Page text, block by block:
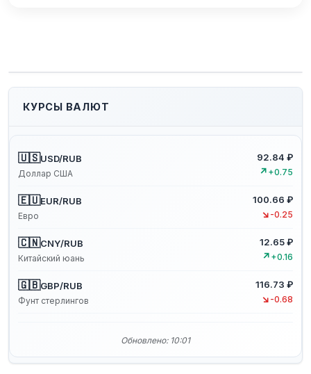
КУРСЫ ВАЛЮТ
🇺🇸USD/RUB
Доллар США
92.84 ₽
↗ +0.75
🇪🇺EUR/RUB
Евро
100.66 ₽
↘ -0.25
🇨🇳CNY/RUB
Китайский юань
12.65 ₽
↗ +0.16
🇬🇧GBP/RUB
Фунт стерлингов
116.73 ₽
↘ -0.68
Обновлено: 10:01